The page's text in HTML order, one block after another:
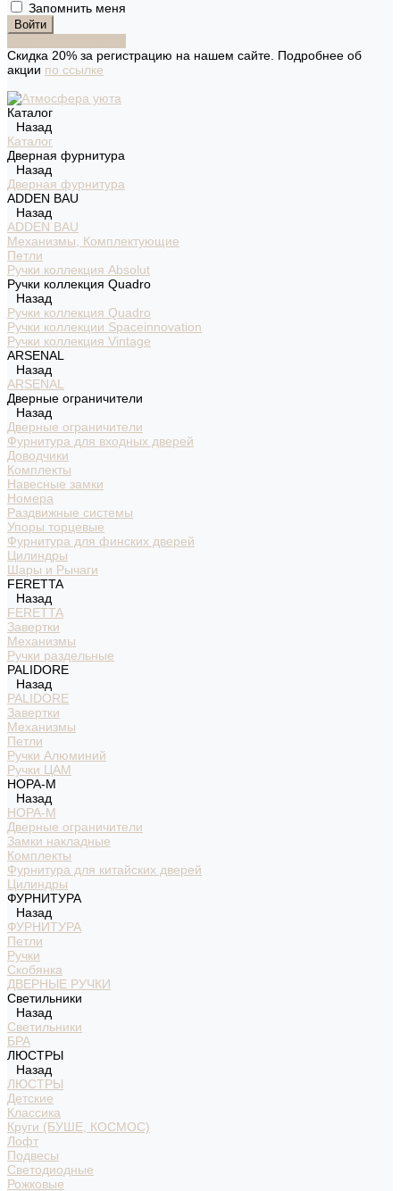
Запомнить меня
Скидка 20% за регистрацию на нашем сайте. Подробнее об
акции по ссылке
Каталог
Назад
Каталог
Дверная фурнитура
Назад
Дверная фурнитура
ADDEN BAU
Назад
ADDEN BAU
Механизмы, Комплектующие
Петли
Ручки коллекция Absolut
Ручки коллекция Quadro
Назад
Ручки коллекция Quadro
Ручки коллекции Spaceinnovation
Ручки коллекция Vintage
ARSENAL
Назад
ARSENAL
Дверные ограничители
Назад
Дверные ограничители
Фурнитура для входных дверей
Доводчики
Комплекты
Навесные замки
Номера
Раздвижные системы
Упоры торцевые
Фурнитура для финских дверей
Цилиндры
Шары и Рычаги
FERETTA
Назад
FERETTA
Завертки
Механизмы
Ручки раздельные
PALIDORE
Назад
PALIDORE
Завертки
Механизмы
Петли
Ручки Алюминий
Ручки ЦАМ
НОРА-М
Назад
НОРА-М
Дверные ограничители
Замки накладные
Комплекты
Фурнитура для китайских дверей
Цилиндры
ФУРНИТУРА
Назад
ФУРНИТУРА
Петли
Ручки
Скобянка
ДВЕРНЫЕ РУЧКИ
Светильники
Назад
Светильники
БРА
ЛЮСТРЫ
Назад
ЛЮСТРЫ
Детские
Классика
Круги (БУШЕ, КОСМОС)
Лофт
Подвесы
Светодиодные
Рожковые